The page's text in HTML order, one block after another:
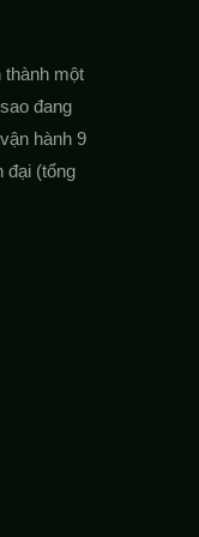
thành một
đang
hành 9
đại (tổng